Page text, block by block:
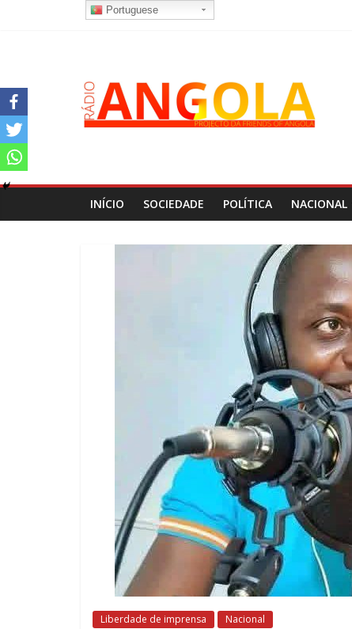
INÍCIO SOCIEDADE POLÍTICA NACIONAL
Liberdade de imprensa Nacional
Portuguese